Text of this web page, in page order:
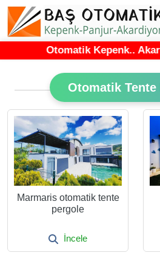
Otomatik Kepenk..
Otomatik Tente
Marmaris otomatik tente
pergole
İncele